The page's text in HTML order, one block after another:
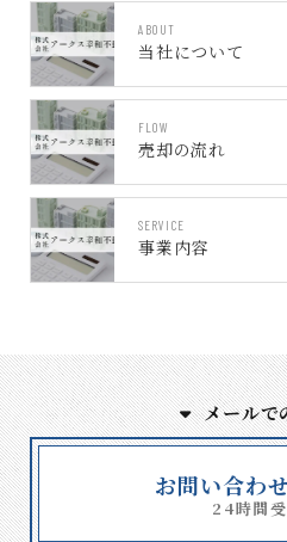
ABOUT
当社について
FLOW
売却の流れ
SERVICE
事業内容
メールで
お問い合わ
24時間